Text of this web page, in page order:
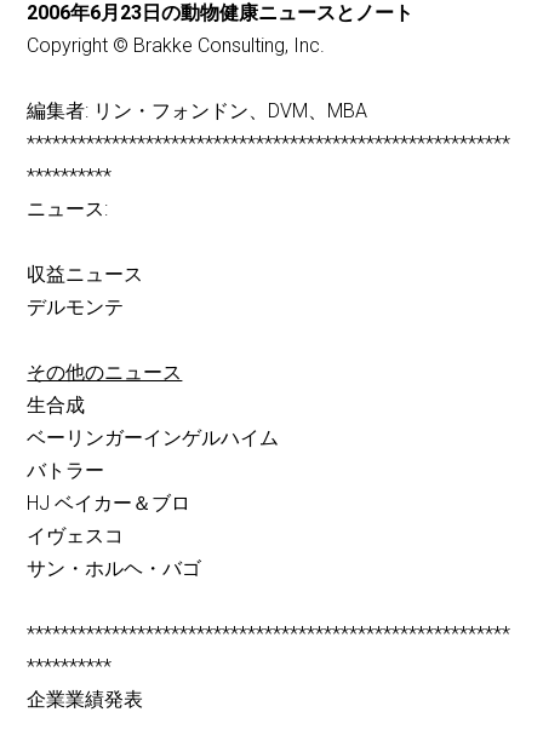
2006年6月23日の動物健康ニュースとノート
Copyright © Brakke Consulting, Inc.
編集者: リン・フォンドン、DVM、MBA
*********************************************************
**********
ニュース:
収益ニュース
デルモンテ
その他のニュース
生合成
ベーリンガーインゲルハイム
バトラー
HJ ベイカー＆ブロ
イヴェスコ
サン・ホルヘ・バゴ
*********************************************************
**********
企業業績発表